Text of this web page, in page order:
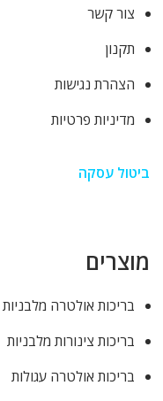
צור קשר
תקנון
הצהרת נגישות
מדיניות פרטיות
ביטול עסקה
מוצרים
בריכות אולטרה מלבניות
בריכות צינורות מלבניות
בריכות אולטרה עגולות